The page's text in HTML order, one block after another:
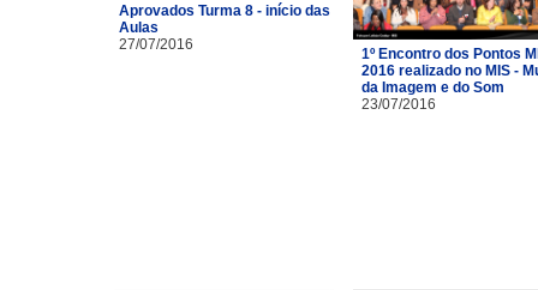
Aprovados Turma 8 - início das
Aulas
27/07/2016
1º Encontro dos Pontos
2016 realizado no MIS -
da Imagem e do Som
23/07/2016